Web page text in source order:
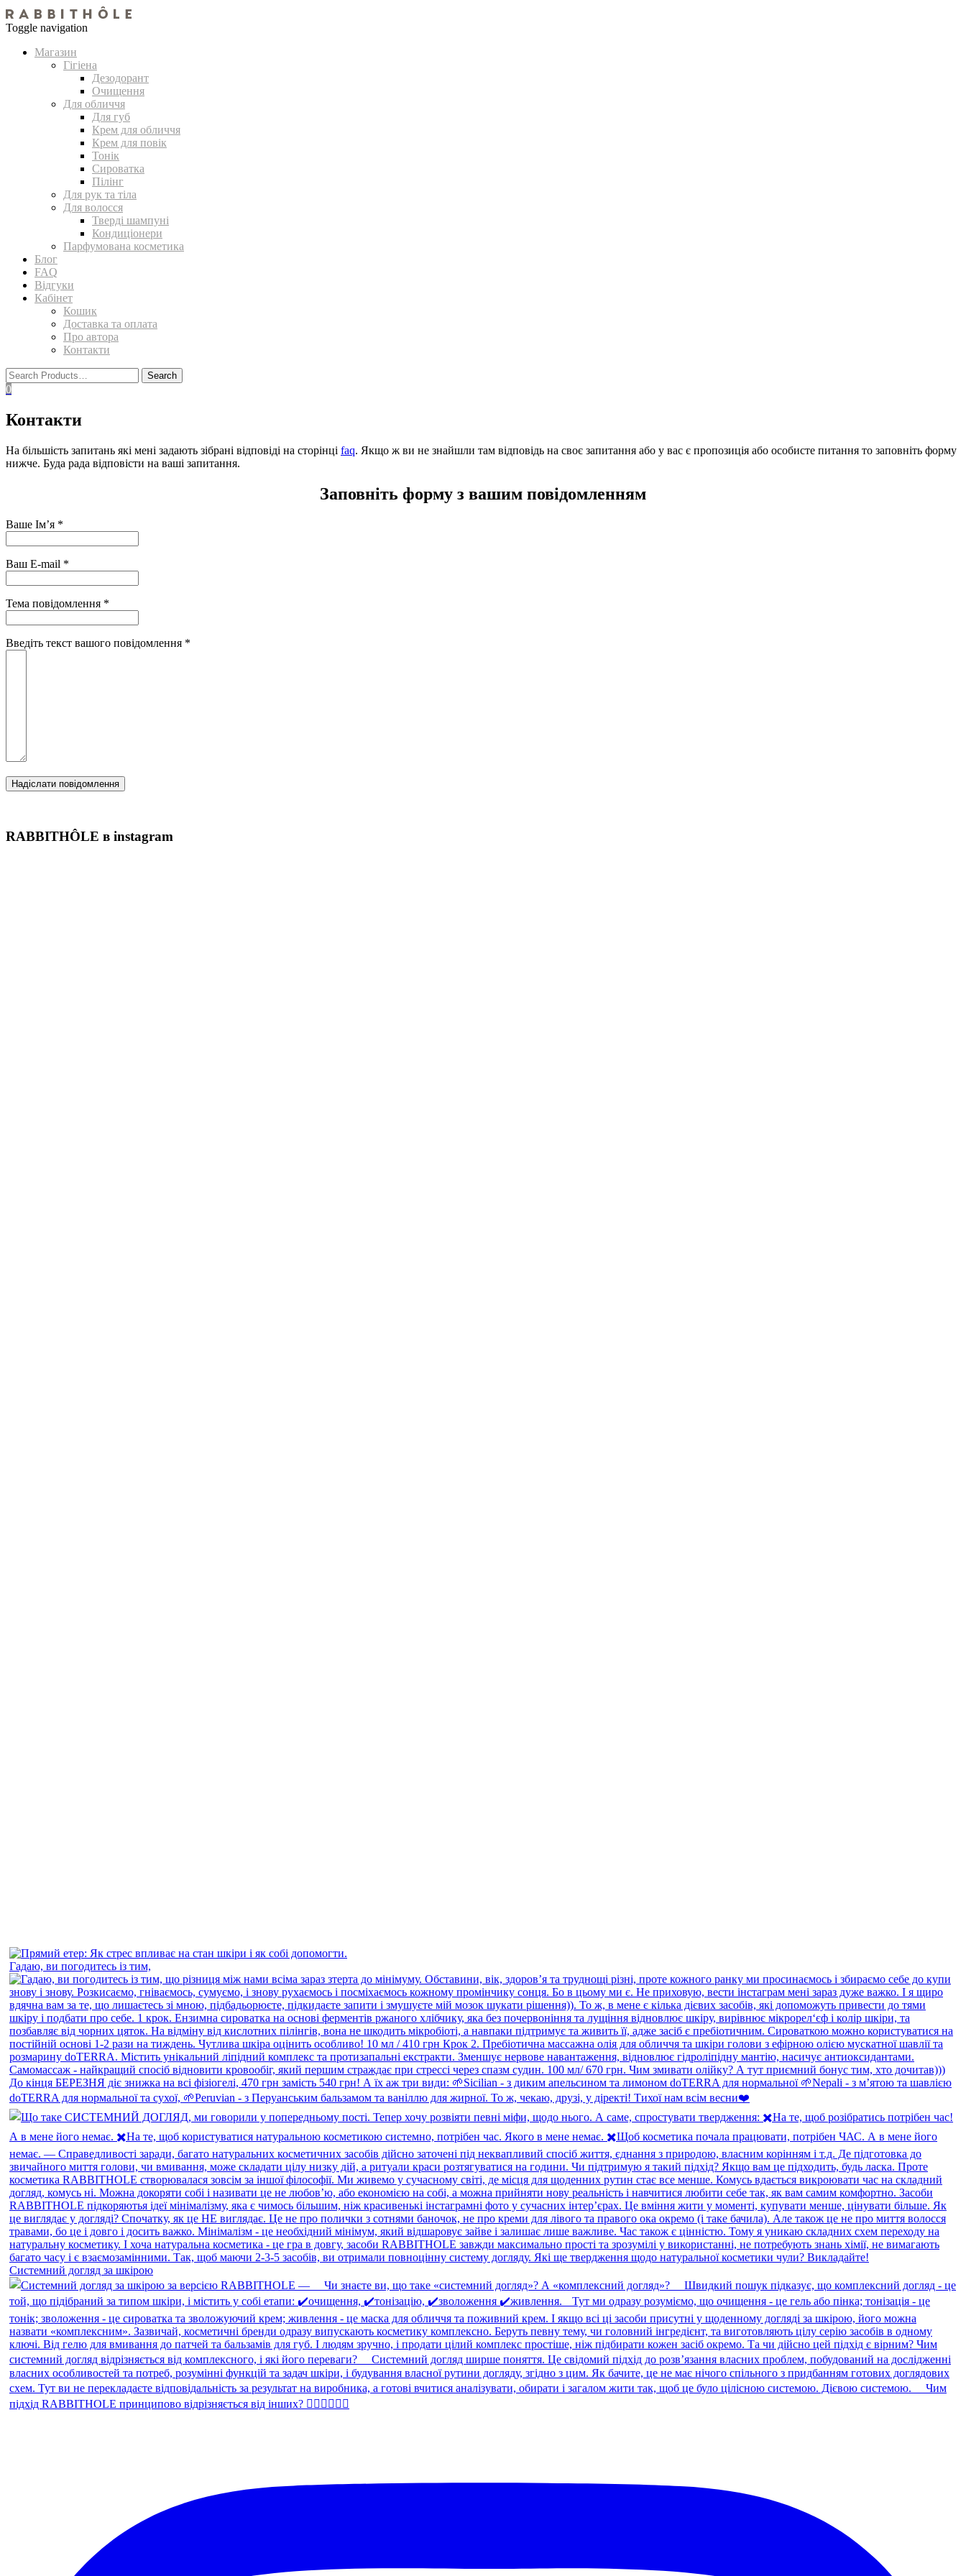
Toggle navigation
Магазин
Гігіена
Дезодорант
Очищення
Для обличчя
Для губ
Крем для обличчя
Крем для повік
Тонік
Сироватка
Пілінг
Для рук та тіла
Для волосся
Тверді шампуні
Кондиціонери
Парфумована косметика
Блог
FAQ
Відгуки
Кабінет
Кошик
Доставка та оплата
Про автора
Контакти
0
Контакти
На більшість запитань які мені задають зібрані відповіді на сторінці faq. Якщо ж ви не знайшли там відповідь на своє запитання або у вас є пропозиція або особисте питання то заповніть форму
нижче. Буда рада відповісти на ваші запитання.
Заповніть форму з вашим повідомленням
Ваше Ім’я *
Ваш E-mail *
Тема повідомлення *
Введіть текст вашого повідомлення *
Надіслати повідомлення
RABBITHÔLE в instagram
Гадаю, ви погодитесь із тим,
Системний догляд за шкірою